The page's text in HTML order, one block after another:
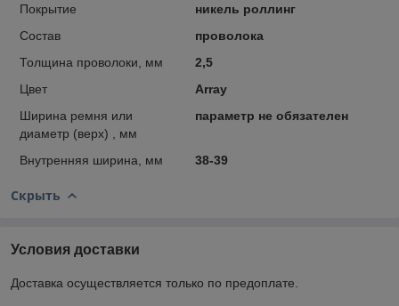
Покрытие
никель роллинг
Состав
проволока
Толщина проволоки, мм
2,5
Цвет
Array
Ширина ремня или
диаметр (верх) , мм
параметр не обязателен
Внутренняя ширина, мм 38-39
Скрыть
Условия доставки
Доставка осуществляется только по предоплате.